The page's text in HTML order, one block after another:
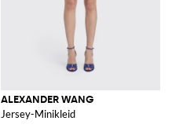
ALEXANDER WANG
Jersey-Minikleid